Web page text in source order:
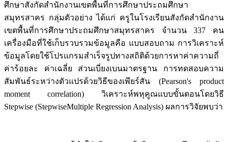
ศึกษาสังกัดสำนักงานเขตพื้นที่การศึกษาประถมศึกษา
สมุทรสาคร กลุ่มตัวอย่าง ได้แก่ ครูในโรงเรียนสังกัดสำนักงาน
เขตพื้นที่การศึกษาประถมศึกษาสมุทรสาคร จำนวน 337 คน
เครื่องมือที่ใช้เก็บรวบรวมข้อมูลคือ แบบสอบถาม การวิเคราะห์
ข้อมูลโดยใช้โปรแกรมสำเร็จรูปทางสถิติด้วยการหาค่าความถี่
ค่าร้อยละ ค่าเฉลี่ย ส่วนเบี่ยงเบนมาตรฐาน การทดสอบความ
สัมพันธ์ระหว่างตัวแปรด้วยวิธีของเพียร์สัน (Pearson's product
moment correlation) วิเคราะห์พหุคูณแบบขั้นตอนโดยวิธี
Stepwise (StepwiseMultiple Regression Analysis) ผลการวิจัยพบว่า